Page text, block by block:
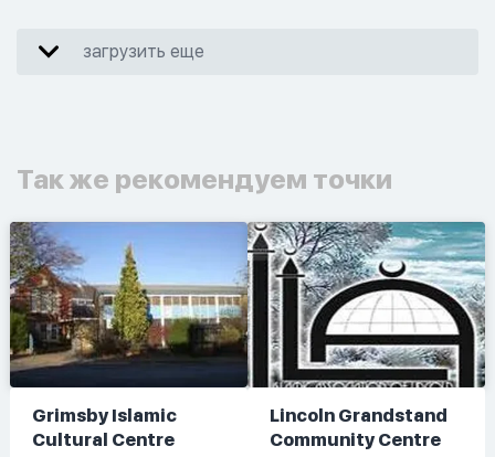
загрузить еще
Так же рекомендуем точки
Grimsby Islamic
Cultural Centre
Lincoln Grandstand
Community Centre